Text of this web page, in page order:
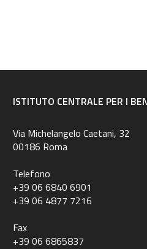
ISTITUTO CENTRALE PER I
Via Michelangelo Caetani, 32
00186 Roma
Telefono
+39 06 6840 6901
+39 06 4877 7216
Fax
+39 06 6865837